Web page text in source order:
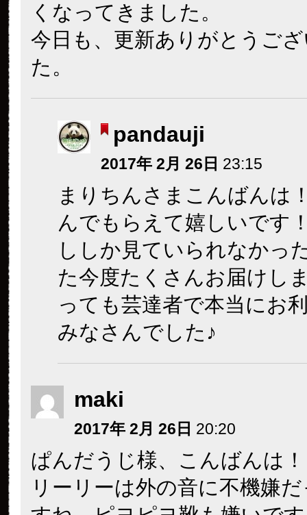
くなってきました。
今日も、更新ありがとうご
た。
pandauji
2017年 2月 26日 23:15
まりちんさまこんばんは
んでもらえて嬉しいです
ししか見ていられなかっ
た今度たくさんお届けし
っても芸達者で本当にお
みなさんでした♪
maki
2017年 2月 26日 20:20
ぱんだうじ様、こんばんは！
リーリーは外の音に不機嫌